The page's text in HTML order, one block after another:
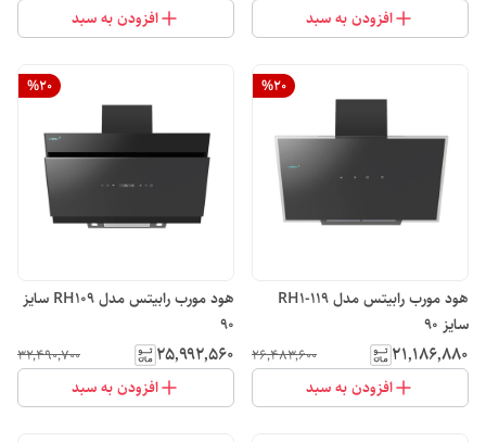
افزودن به سبد افزودن به سبد
%20
هود مورب رابیتس مدل RH1-119
سایز 90
۲۱٬۱۸۶٬۸۸۰ ۲۶٬۴۸۳٬۶۰۰
افزودن به سبد
%20
هود مورب رابیتس مدل RH109 سایز
90
۲۵٬۹۹۲٬۵۶۰ ۳۲٬۴۹۰٬۷۰۰
افزودن به سبد